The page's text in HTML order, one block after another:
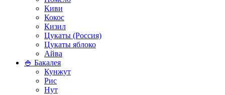
Киви
Кокос
Кизил
Цукаты (Россия)
Цукаты яблоко
Айва
🍚 Бакалея
Кунжут
Рис
Нут